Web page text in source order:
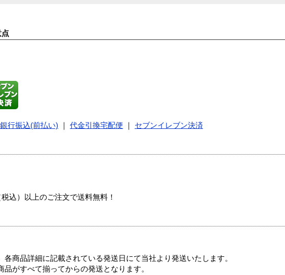
点
銀行振込(前払い) 代金引換宅配便
セブンイレブン決済
込）以上のご注文で送料無料！
商品詳細に記載されている発送日にて当社より発送いたします。
がすべて揃ってからの発送となります。